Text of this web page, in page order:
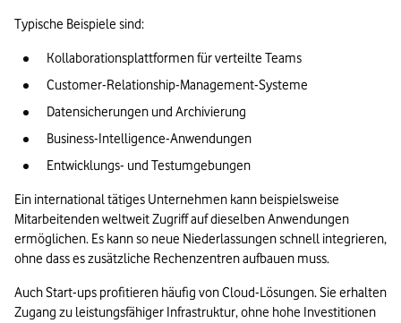
Typische Beispiele sind:
Kollaborationsplattformen für verteilte Teams
Customer-Relationship-Management-Systeme
Datensicherungen und Archivierung
Business-Intelligence-Anwendungen
Entwicklungs- und Testumgebungen
Ein international tätiges Unternehmen kann beispielsweise
Mitarbeitenden weltweit Zugriff auf dieselben Anwendungen
ermöglichen. Es kann so neue Niederlassungen schnell integrieren,
ohne dass es zusätzliche Rechenzentren aufbauen muss.
Auch Start-ups profitieren häufig von Cloud-Lösungen. Sie erhalten
Zugang zu leistungsfähiger Infrastruktur, ohne hohe Investitionen